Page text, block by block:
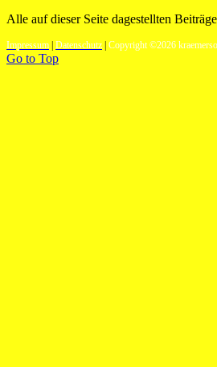
Alle auf dieser Seite dagestellten
Impressum Datenschutz Copyright ©2026
Go to Top